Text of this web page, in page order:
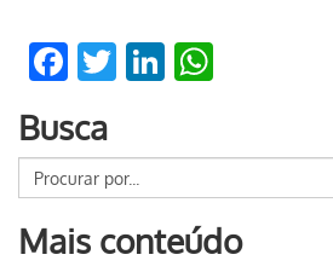
Facebook
TwitterLinkedIn
Busca
Mais conteúdo